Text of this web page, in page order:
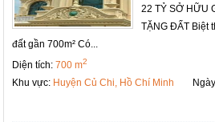
22 TỶ SỞ HỮU
TẶNG ĐẤT Biệt
đất gần 700m² Có...
Diện tích:700 m2
Khu vực: Huyện Củ Chi, Hồ Chí Minh